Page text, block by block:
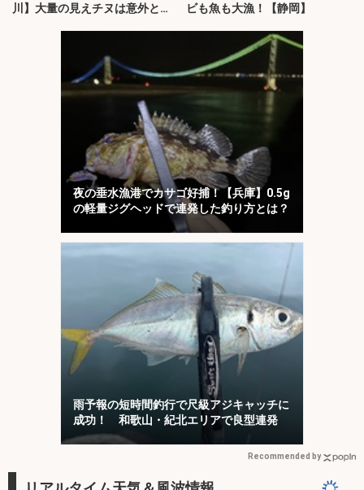
川】大量の見えチヌは意外と難
ビも魚も大漁！【静岡】
夜の垂水漁港でカサゴ好捕！【兵庫】0.5g
の軽量ジグヘッドで連発した釣り方とは？
雨予報の短時間釣行で尺級アジキャッチに
成功！ 和歌山・紀北エリアで良型連発
Recommended by